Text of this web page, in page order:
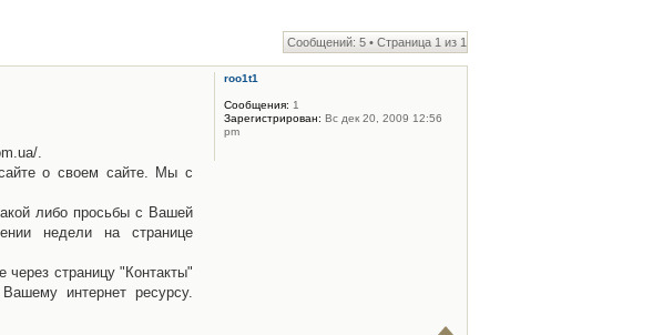
Сообщений: 5 • Страница 1 из 1
.
о своем сайте. Мы с
либо просьбы с Вашей
недели на странице
страницу "Контакты"
интернет ресурсу.
roo1t1
Сообщения: 1
Зарегистрирован: Вс дек 20, 2009 12:56
pm